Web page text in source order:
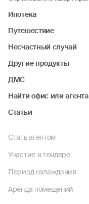
Ипотека
Путешествие
Несчастный случай
Другие продукты
ДМС
Найти офис или агента
Статьи
Стать агентом
Участие в тендере
Период охлаждения
Аренда помещений